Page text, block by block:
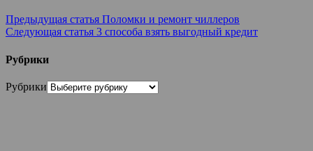
Предыдущая статья Поломки и ремонт чиллеров
Следующая статья 3 способа взять выгодный кредит
Рубрики
Рубрики